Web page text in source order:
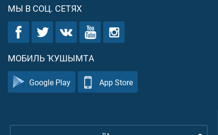
МЫ В СОЦ. СЕТЯХ
МОБИЛЬ ҠУШЫМТА
Google Play App Store